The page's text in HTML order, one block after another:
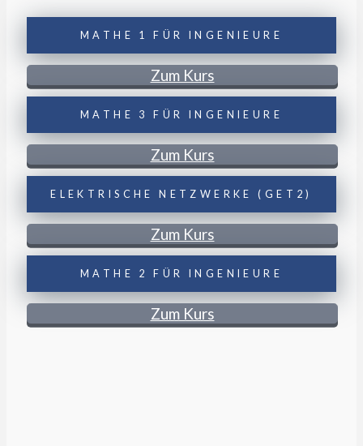
MATHE 1 FÜR INGENIEURE
Zum Kurs
MATHE 3 FÜR INGENIEURE
Zum Kurs
ELEKTRISCHE NETZWERKE (GET2)
Zum Kurs
MATHE 2 FÜR INGENIEURE
Zum Kurs